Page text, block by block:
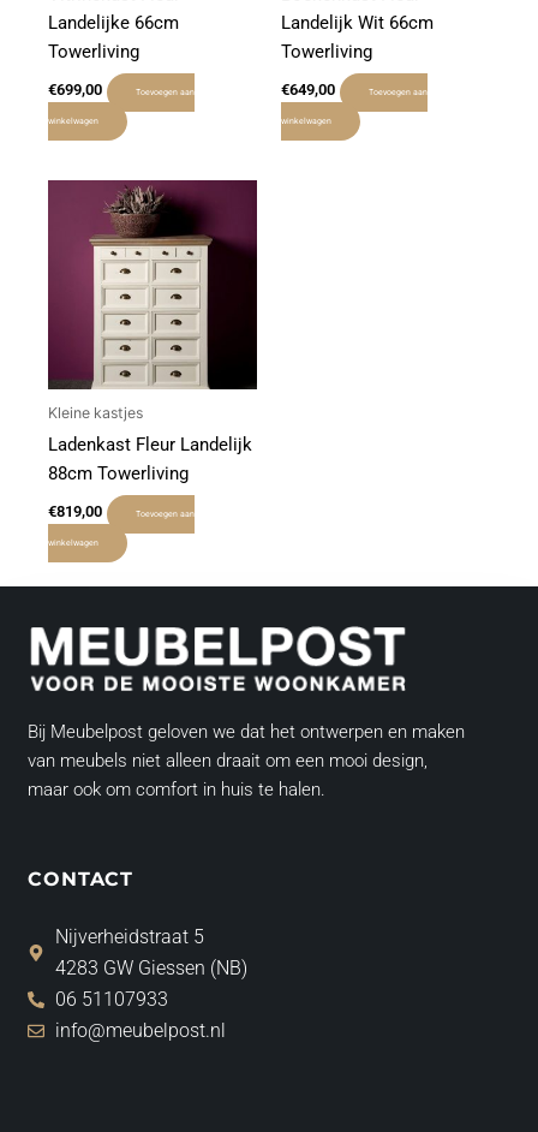
Landelijke 66cm
Towerliving
€699,00 Toevoegen aan
winkelwagen
Landelijk Wit 66cm
Towerliving
€649,00 Toevoegen aan
winkelwagen
Kleine kastjes
Ladenkast Fleur Landelijk
88cm Towerliving
€819,00 Toevoegen aan
winkelwagen
Bij Meubelpost geloven we dat het ontwerpen en maken
van meubels niet alleen draait om een mooi design,
maar ook om comfort in huis te halen.
CONTACT
Nijverheidstraat 5
4283 GW Giessen (NB)
06 51107933
info@meubelpost.nl